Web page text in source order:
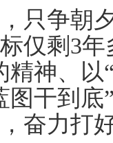
争朝夕
仅剩3
精神、以
图干到
奋力打